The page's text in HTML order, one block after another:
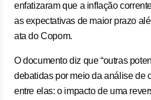
enfatizaram que a inflação
as expectativas de maior prazo
ata do Copom.
O documento diz que “outras
debatidas por meio da análise de
entre elas: o impacto de uma